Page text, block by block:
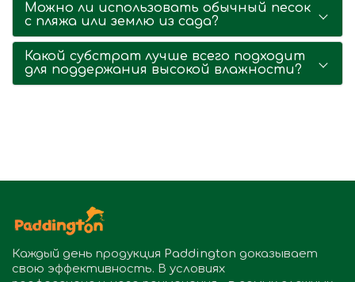
Можно ли использовать обычный песок
с пляжа или землю из сада?
Какой субстрат лучше всего подходит
для поддержания высокой влажности?
Каждый день продукция Paddington доказывает
свою эффективность. В условиях